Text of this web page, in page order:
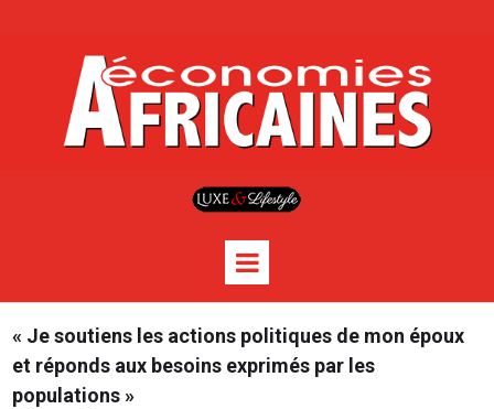
« Je soutiens les actions politiques de mon époux
et réponds aux besoins exprimés par les
populations »